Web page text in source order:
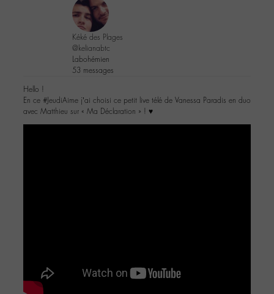
Kéké des Plages
@kelianabtc
Labohémien
53 messages
Hello !
En ce #JeudiAime j’ai choisi ce petit live télé de Vanessa Paradis en duo
avec Matthieu sur « Ma Déclaration » ! ♥